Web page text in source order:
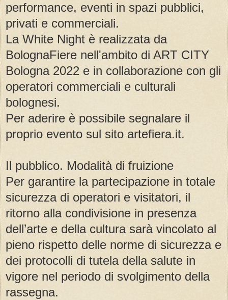
performance, eventi in spazi pubblici,
privati e commerciali.
La White Night è realizzata da
BolognaFiere nell'ambito di ART CITY
Bologna 2022 e in collaborazione con gli
operatori commerciali e culturali
bolognesi.
Per aderire è possibile segnalare il
proprio evento sul sito artefiera.it.
Il pubblico. Modalità di fruizione
Per garantire la partecipazione in totale
sicurezza di operatori e visitatori, il
ritorno alla condivisione in presenza
dell’arte e della cultura sarà vincolato al
pieno rispetto delle norme di sicurezza e
dei protocolli di tutela della salute in
vigore nel periodo di svolgimento della
rassegna.